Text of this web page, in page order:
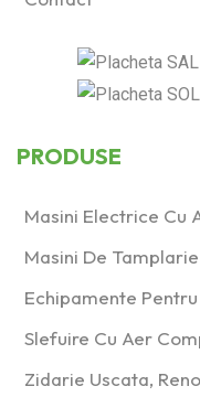
PRODUSE
Masini Electrice Cu
Masini De Tamplarie
Echipamente
Slefuire Cu Aer
Zidarie Uscata,